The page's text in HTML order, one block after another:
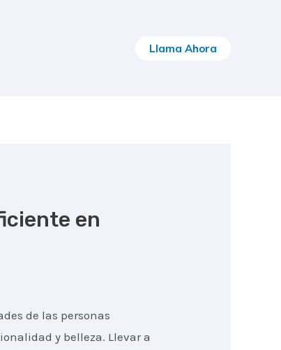
Llama Ahora
en
de las personas
y belleza. Llevar a